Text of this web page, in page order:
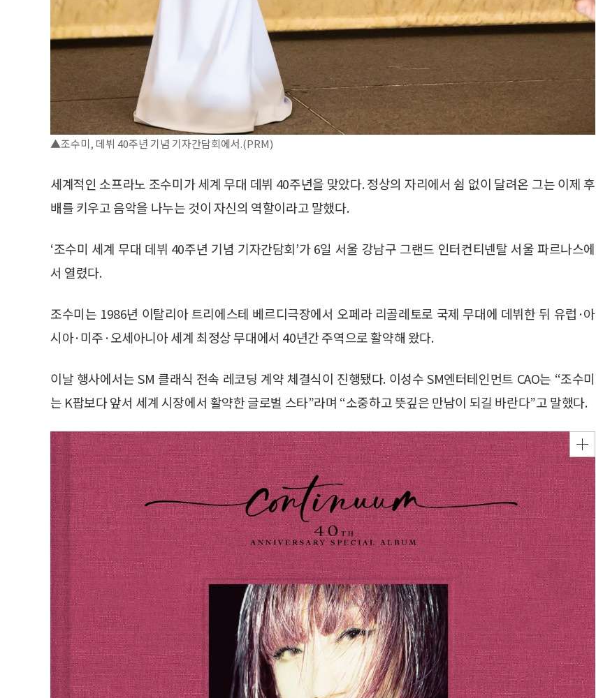
▲조수미, 데뷔 40주년 기념 기자간담회에서.(PRM)
세계적인 소프라노 조수미가 세계 무대 데뷔 40주년을 맞았다. 정상의 자리에서 쉼 없이 달려온 그는 이제 후
배를 키우고 음악을 나누는 것이 자신의 역할이라고 말했다.
‘조수미 세계 무대 데뷔 40주년 기념 기자간담회’가 6일 서울 강남구 그랜드 인터컨티넨탈 서울 파르나스에
서 열렸다.
조수미는 1986년 이탈리아 트리에스테 베르디극장에서 오페라 리골레토로 국제 무대에 데뷔한 뒤 유럽·아
시아·미주·오세아니아 세계 최정상 무대에서 40년간 주역으로 활약해 왔다.
이날 행사에서는 SM 클래식 전속 레코딩 계약 체결식이 진행됐다. 이성수 SM엔터테인먼트 CAO는 “조수미
는 K팝보다 앞서 세계 시장에서 활약한 글로벌 스타”라며 “소중하고 뜻깊은 만남이 되길 바란다”고 말했다.